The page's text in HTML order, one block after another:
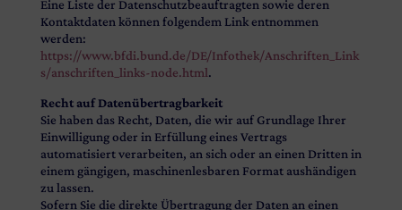
Eine Liste der Datenschutzbeauftragten sowie deren
Kontaktdaten können folgendem Link entnommen
werden:
https://www.bfdi.bund.de/DE/Infothek/Anschriften_Link
s/anschriften_links-node.html.
Recht auf Datenübertragbarkeit
Sie haben das Recht, Daten, die wir auf Grundlage Ihrer
Einwilligung oder in Erfüllung eines Vertrags
automatisiert verarbeiten, an sich oder an einen Dritten in
einem gängigen, maschinenlesbaren Format aushändigen
zu lassen.
Sofern Sie die direkte Übertragung der Daten an einen